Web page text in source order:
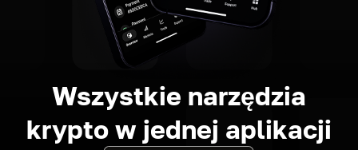
Wszystkie narzędzia
krypto w jednej aplikacji